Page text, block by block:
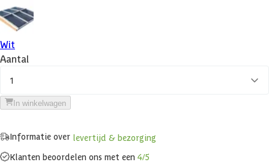
Wit
Aantal
1
In winkelwagen
Informatie over levertijd & bezorging
Klanten beoordelen ons met een 4/5